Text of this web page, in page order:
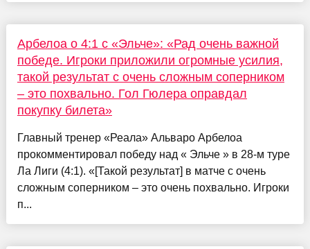
Арбелоа о 4:1 с «Эльче»: «Рад очень важной
победе. Игроки приложили огромные усилия,
такой результат с очень сложным соперником
– это похвально. Гол Гюлера оправдал
покупку билета»
Главный тренер «Реала» Альваро Арбелоа
прокомментировал победу над « Эльче » в 28-м туре
Ла Лиги (4:1). «[Такой результат] в матче с очень
сложным соперником – это очень похвально. Игроки
п...